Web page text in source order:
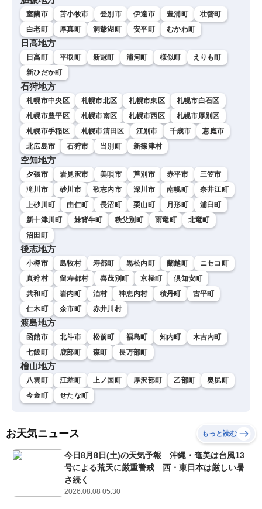
室蘭市 苫小牧市 登別市 伊達市 豊浦町
壮瞥町
白老町
厚真町 洞爺湖町 安平町 むかわ町
日高地方
日高町 平取町 新冠町 浦河町 様似町
えりも町
新ひだか町
石狩地方
札幌市中央区 札幌市北区 札幌市東区
札幌市白石区
札幌市豊平区
札幌市南区 札幌市西区
札幌市厚別区
札幌市手稲区
札幌市清田区 江別市 千歳市
恵庭市
北広島市
石狩市 当別町 新篠津村
空知地方
夕張市 岩見沢市 美唄市 芦別市 赤平市
三笠市
滝川市
砂川市 歌志内市 深川市 南幌町
奈井江町
上砂川町
由仁町 長沼町 栗山町 月形町
浦臼町
新十津川町
妹背牛町 秩父別町 雨竜町
北竜町
沼田町
後志地方
小樽市 島牧村 寿都町 黒松内町 蘭越町
ニセコ町
真狩村
留寿都村 喜茂別町 京極町
倶知安町
共和町
岩内町 泊村 神恵内村 積丹町
古平町
仁木町
余市町 赤井川村
渡島地方
函館市 北斗市 松前町 福島町 知内町
木古内町
七飯町
鹿部町 森町 長万部町
檜山地方
八雲町 江差町 上ノ国町 厚沢部町 乙部町
奥尻町
今金町
せたな町
お天気ニュース もっと読む
今日8月8日(土)の天気予報 沖縄・奄美は台風13
号による荒天に厳重警戒 西・東日本は厳しい暑
さ続く
2026.08.08 05:30